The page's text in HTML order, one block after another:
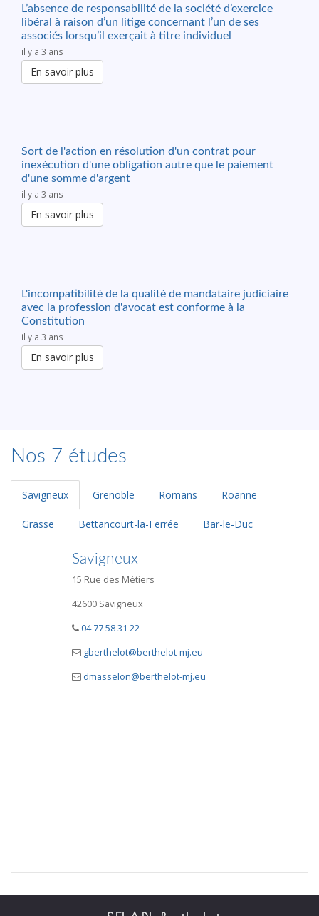
L’absence de responsabilité de la société d’exercice
libéral à raison d’un litige concernant l’un de ses
associés lorsqu’il exerçait à titre individuel
il y a 3 ans
En savoir plus
Sort de l'action en résolution d'un contrat pour
inexécution d'une obligation autre que le paiement
d'une somme d'argent
il y a 3 ans
En savoir plus
L'incompatibilité de la qualité de mandataire judiciaire
avec la profession d'avocat est conforme à la
Constitution
il y a 3 ans
En savoir plus
Nos 7 études
Savigneux Grenoble Romans Roanne
Grasse Bettancourt-la-Ferrée Bar-le-Duc
Savigneux
15 Rue des Métiers
42600 Savigneux
04 77 58 31 22
gberthelot@berthelot-mj.eu
dmasselon@berthelot-mj.eu